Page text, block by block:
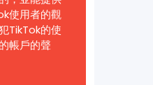
使用者的觀
TikTok的使
帳戶的聲